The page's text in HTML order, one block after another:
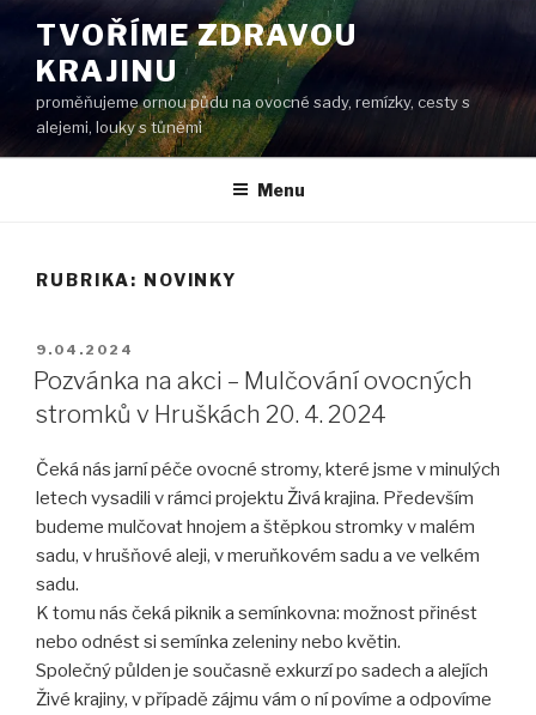
obsahu
webu
TVOŘÍME ZDRAVOU
KRAJINU
proměňujeme ornou půdu na ovocné sady, remízky, cesty s
alejemi, louky s tůněmi
Menu
RUBRIKA: NOVINKY
PUBLIKOVÁNO
9.04.2024
Pozvánka na akci – Mulčování ovocných
stromků v Hruškách 20. 4. 2024
Čeká nás jarní péče ovocné stromy, které jsme v minulých
letech vysadili v rámci projektu Živá krajina. Především
budeme mulčovat hnojem a štěpkou stromky v malém
sadu, v hrušňové aleji, v meruňkovém sadu a ve velkém
sadu.
K tomu nás čeká piknik a semínkovna: možnost přinést
nebo odnést si semínka zeleniny nebo květin.
Společný půlden je současně exkurzí po sadech a alejích
Živé krajiny, v případě zájmu vám o ní povíme a odpovíme